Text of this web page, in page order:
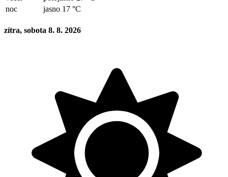
noc
jasno 17 °C
zítra, sobota 8. 8. 2026